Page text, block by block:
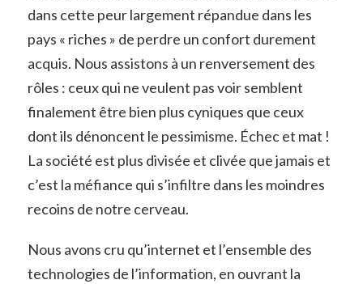
dans cette peur largement répandue dans les
pays « riches » de perdre un confort durement
acquis. Nous assistons à un renversement des
rôles : ceux qui ne veulent pas voir semblent
finalement être bien plus cyniques que ceux
dont ils dénoncent le pessimisme. Échec et mat !
La société est plus divisée et clivée que jamais et
c’est la méfiance qui s’infiltre dans les moindres
recoins de notre cerveau.
Nous avons cru qu’internet et l’ensemble des
technologies de l’information, en ouvrant la